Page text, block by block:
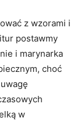
z wzorami i
postawmy
i marynarka
choć
w